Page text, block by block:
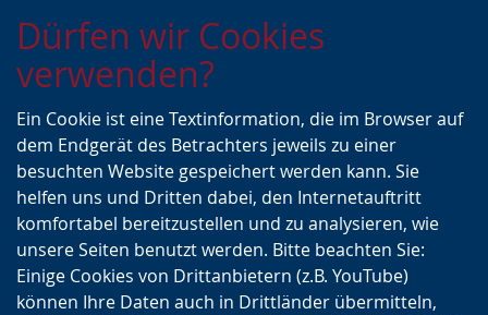
Zur
Hauptnavigation
Zur
Seitennavigation
Zum
Inhalt
Dürfen wir Cookies
verwenden?
Ein Cookie ist eine Textinformation, die im Browser auf
dem Endgerät des Betrachters jeweils zu einer
besuchten Website gespeichert werden kann. Sie
helfen uns und Dritten dabei, den Internetauftritt
komfortabel bereitzustellen und zu analysieren, wie
unsere Seiten benutzt werden. Bitte beachten Sie:
Einige Cookies von Drittanbietern (z.B. YouTube)
können Ihre Daten auch in Drittländer übermitteln,